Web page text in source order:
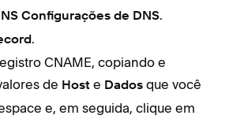
Configurações de DNS.
.
CNAME, copiando e
de Host e Dados que você
e, em seguida, clique em